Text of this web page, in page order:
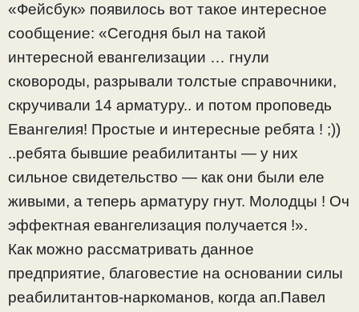
«Фейсбук» появилось вот такое интересное
сообщение: «Сегодня был на такой
интересной евангелизации … гнули
сковороды, разрывали толстые справочники,
скручивали 14 арматуру.. и потом проповедь
Евангелия! Простые и интересные ребята ! ;))
..ребята бывшие реабилитанты — у них
сильное свидетельство — как они были еле
живыми, а теперь арматуру гнут. Молодцы ! Оч
эффектная евангелизация получается !».
Как можно рассматривать данное
предприятие, благовестие на основании силы
реабилитантов-наркоманов, когда ап.Павел